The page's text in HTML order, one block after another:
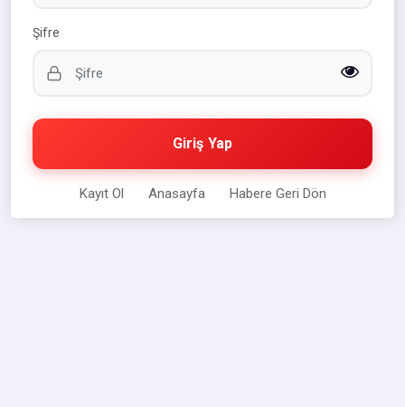
Şifre
Giriş Yap
Kayıt Ol Anasayfa Habere Geri Dön